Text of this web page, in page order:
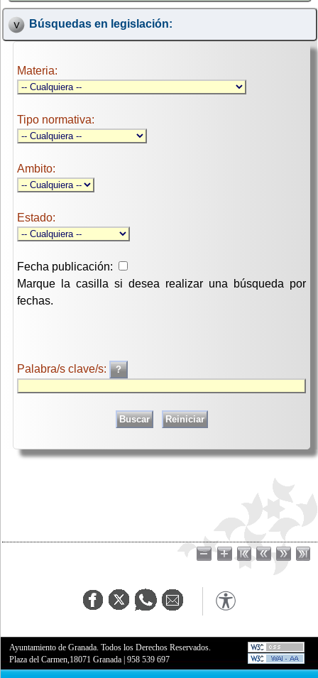
Búsquedas en legislación:
Materia:
Tipo normativa:
Ambito:
Estado:
Fecha publicación:
Marque la casilla si desea realizar una búsqueda por
fechas.
Palabra/s clave/s:
Ayuntamiento de Granada. Todos los Derechos Reservados.
Plaza del Carmen,18071 Granada |958 539 697